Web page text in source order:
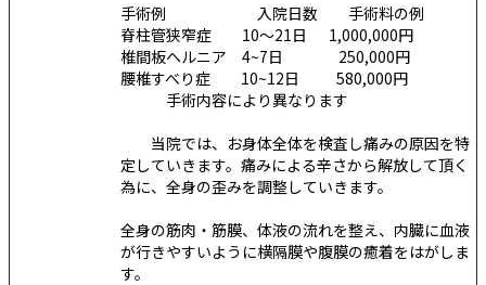
手術例 入院日数 手術料の例
脊柱管狭窄症 10〜21日 1,000,000円
椎間板ヘルニア 4~7日 250,000円
腰椎すべり症 10~12日 580,000円
手術内容により異なります
当院では、お身体全体を検査し痛みの原因を特
定していきます。痛みによる辛さから解放して頂く
為に、全身の歪みを調整していきます。
全身の筋肉・筋膜、体液の流れを整え、内臓に血液
が行きやすいように横隔膜や腹膜の癒着をはがしま
す。